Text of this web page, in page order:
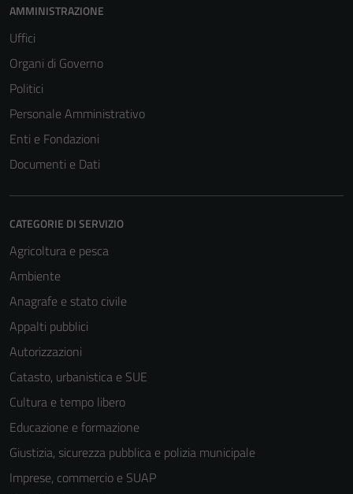
AMMINISTRAZIONE
Uffici
Organi di Governo
Politici
Personale Amministrativo
Enti e Fondazioni
Documenti e Dati
CATEGORIE DI SERVIZIO
Agricoltura e pesca
Ambiente
Anagrafe e stato civile
Appalti pubblici
Autorizzazioni
Catasto, urbanistica e SUE
Cultura e tempo libero
Educazione e formazione
Giustizia, sicurezza pubblica e polizia municipale
Imprese, commercio e SUAP